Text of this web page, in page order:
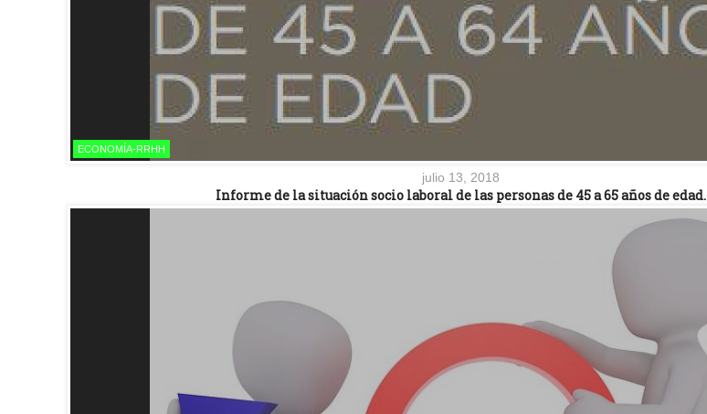
ECONOMÍA-RRHH
julio 13, 2018
Informe de la situación socio laboral de las personas de 45 a 65 años de edad.